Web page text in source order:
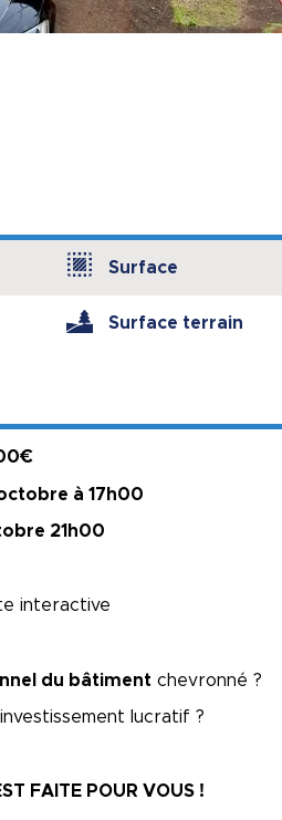
Surface
Surface terrain
à 17h00
21h00
interactive
du bâtiment chevronné ?
lucratif ?
FAITE POUR VOUS !